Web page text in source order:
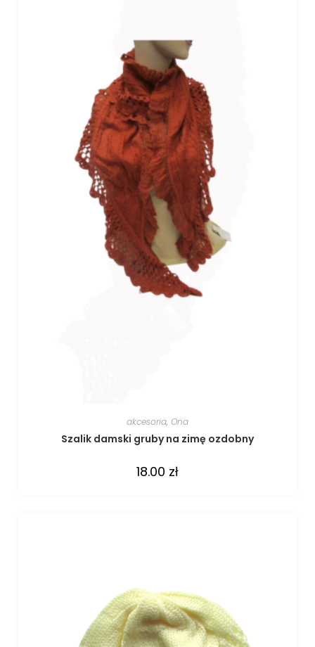
akcesoria, Ona
Szalik damski gruby na zimę ozdobny
18.00 zł